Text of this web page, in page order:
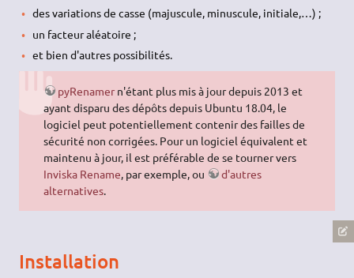
des variations de casse (majuscule, minuscule, initiale,…) ;
un facteur aléatoire ;
et bien d'autres possibilités.
pyRenamern'étant plus mis à jour depuis 2013 et
ayant disparu des dépôts depuis Ubuntu 18.04, le
logiciel peut potentiellement contenir des failles de
sécurité non corrigées. Pour un logiciel équivalent et
maintenu à jour, il est préférable de se tourner vers
Inviska Rename, par exemple, ou
d'autres
alternatives.
Installation